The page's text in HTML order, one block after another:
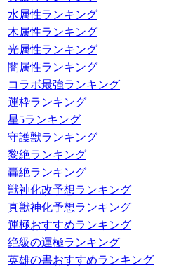
水属性ランキング
木属性ランキング
光属性ランキング
闇属性ランキング
コラボ最強ランキング
運枠ランキング
星5ランキング
守護獣ランキング
黎絶ランキング
轟絶ランキング
獣神化改予想ランキング
真獣神化予想ランキング
運極おすすめランキング
絶級の運極ランキング
英雄の書おすすめランキング